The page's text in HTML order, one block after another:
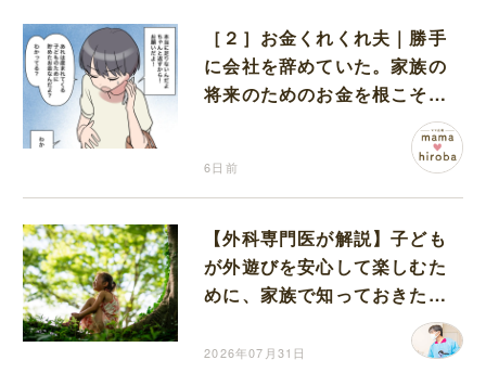
［２］お金くれくれ夫｜勝手
に会社を辞めていた。家族の
将来のためのお金を根こそぎ
6日前
【外科専門医が解説】子ども
が外遊びを安心して楽しむた
めに、家族で知っておきたい
2026年07月31日